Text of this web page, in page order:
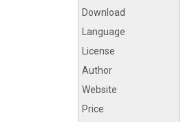
Download
Language
License
Author
Website
Price